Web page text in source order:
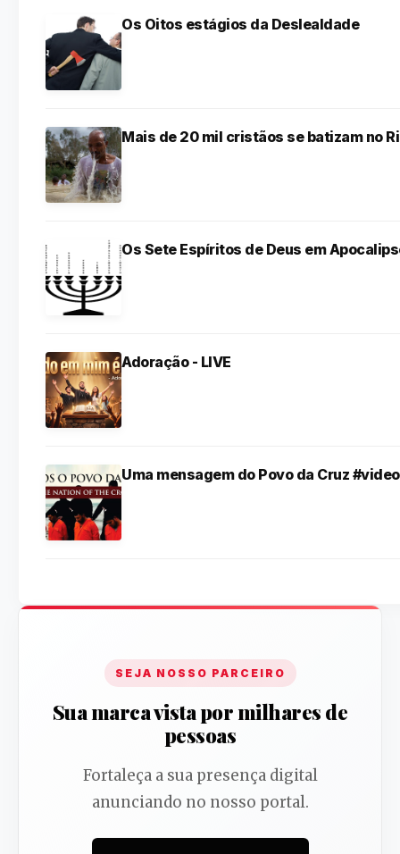
Os Oitos estágios da Deslealdade
Mais de 20 mil cristãos se batizam no
Os Sete Espíritos de Deus em
Adoração - LIVE
Uma mensagem do Povo da Cruz #video
SEJA NOSSO PARCEIRO
Sua marca vista por milhares de
pessoas
Fortaleça a sua presença digital
anunciando no nosso portal.